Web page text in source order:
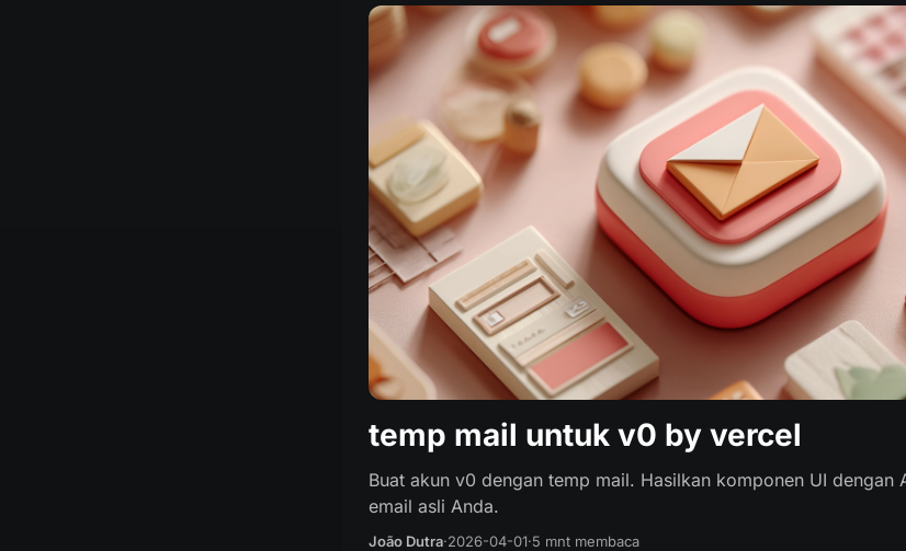
temp mail untuk v0 by vercel
Buat akun v0 dengan temp mail. Hasilkan komponen UI dengan
email asli Anda.
João Dutra·2026-04-01·5 mnt membaca